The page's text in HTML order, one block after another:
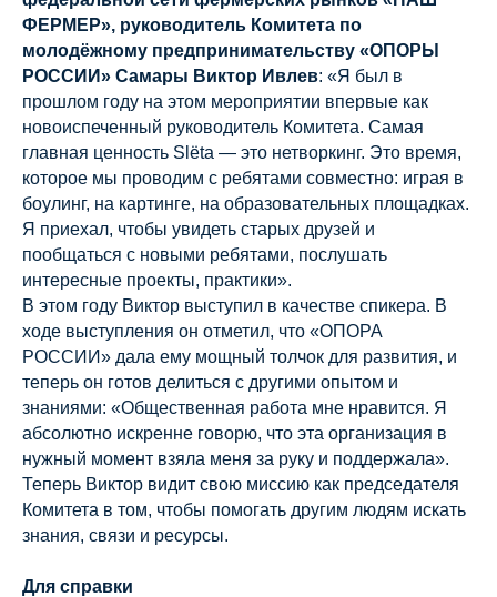
ФЕРМЕР», руководитель Комитета по
молодёжному предпринимательству «ОПОРЫ
РОССИИ» Самары Виктор Ивлев: «Я был в
прошлом году на этом мероприятии впервые как
новоиспеченный руководитель Комитета. Самая
главная ценность Slёta — это нетворкинг. Это время,
которое мы проводим с ребятами совместно: играя в
боулинг, на картинге, на образовательных площадках.
Я приехал, чтобы увидеть старых друзей и
пообщаться с новыми ребятами, послушать
интересные проекты, практики».
В этом году Виктор выступил в качестве спикера. В
ходе выступления он отметил, что «ОПОРА
РОССИИ» дала ему мощный толчок для развития, и
теперь он готов делиться с другими опытом и
знаниями: «Общественная работа мне нравится. Я
абсолютно искренне говорю, что эта организация в
нужный момент взяла меня за руку и поддержала».
Теперь Виктор видит свою миссию как председателя
Комитета в том, чтобы помогать другим людям искать
знания, связи и ресурсы.
Для справки